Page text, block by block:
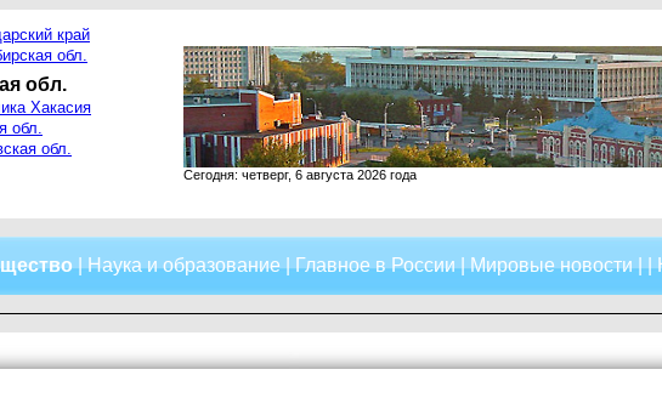
край
обл.
обл.
Хакасия
обл.
обл.
Сегодня: четверг, 6 августа 2026 года
|Наука и образование|Главное в России|Мировые новости| |